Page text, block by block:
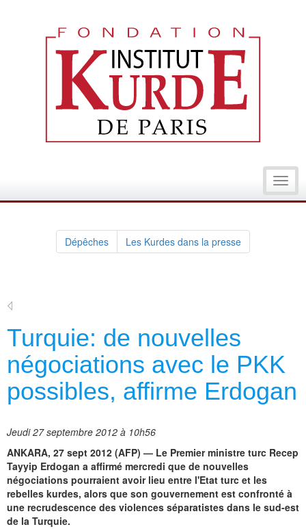
Dépêches Les Kurdes dans la presse
Turquie: de nouvelles
négociations avec le PKK
possibles, affirme Erdogan
Jeudi 27 septembre 2012 à 10h56
ANKARA, 27 sept 2012 (AFP) — Le Premier ministre turc Recep
Tayyip Erdogan a affirmé mercredi que de nouvelles
négociations pourraient avoir lieu entre l'Etat turc et les
rebelles kurdes, alors que son gouvernement est confronté à
une recrudescence des violences séparatistes dans le sud-est
de la Turquie.